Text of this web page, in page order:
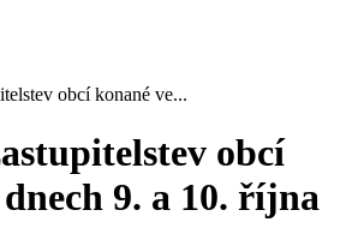
obcí konané ve...
obcí
9. a 10. října